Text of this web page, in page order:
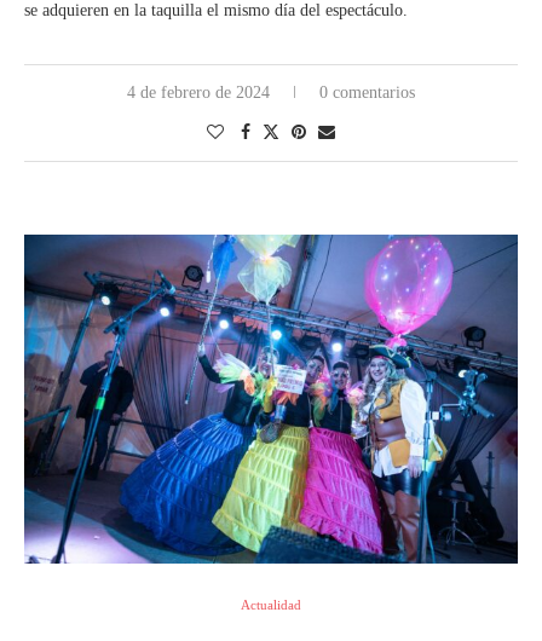
se adquieren en la taquilla el mismo día del espectáculo.
4 de febrero de 2024 0 comentarios
Actualidad